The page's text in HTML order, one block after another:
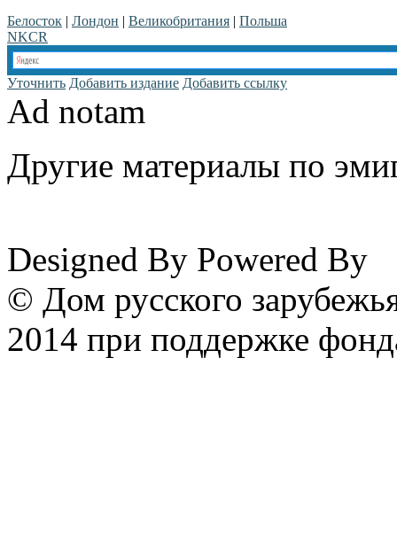
Белосток | Лондон | Великобритания | Польша
NKCR
Уточнить Добавить издание Добавить ссылку
Ad notam
Другие материалы по
Designed By Powered By
© Дом русского
2014 при поддержке